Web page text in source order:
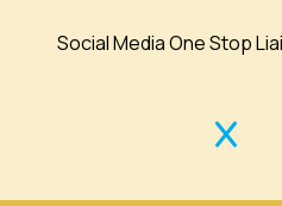
Social Media One Stop